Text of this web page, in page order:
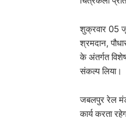
शुक्रवार 05
श्रमदान,
के अंतर्गत
संकल्प लिया।
जबलपुर रेल
कार्य करता